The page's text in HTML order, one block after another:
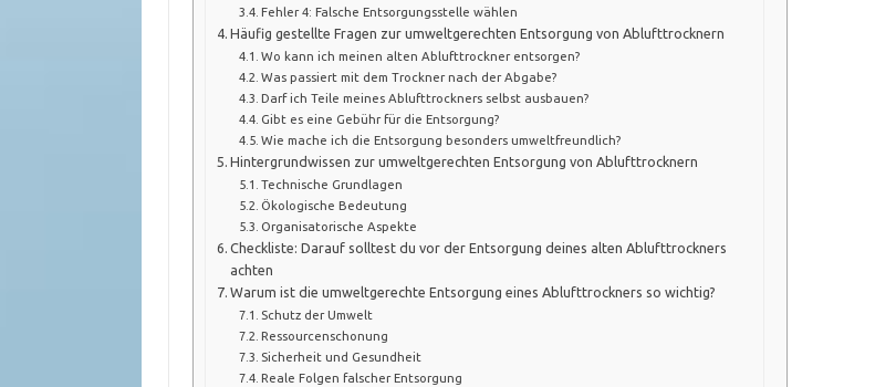
Fehler 4: Falsche Entsorgungsstelle wählen
Häufig gestellte Fragen zur umweltgerechten Entsorgung von Ablufttrocknern
Wo kann ich meinen alten Ablufttrockner entsorgen?
Was passiert mit dem Trockner nach der Abgabe?
Darf ich Teile meines Ablufttrockners selbst ausbauen?
Gibt es eine Gebühr für die Entsorgung?
Wie mache ich die Entsorgung besonders umweltfreundlich?
Hintergrundwissen zur umweltgerechten Entsorgung von Ablufttrocknern
Technische Grundlagen
Ökologische Bedeutung
Organisatorische Aspekte
Checkliste: Darauf solltest du vor der Entsorgung deines alten Ablufttrockners
achten
Warum ist die umweltgerechte Entsorgung eines Ablufttrockners so wichtig?
Schutz der Umwelt
Ressourcenschonung
Sicherheit und Gesundheit
Reale Folgen falscher Entsorgung